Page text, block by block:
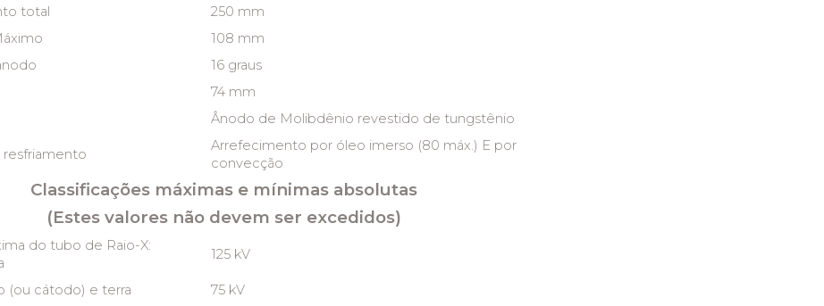
total
250 mm
108 mm
16 graus
74 mm
Ânodo de Molibdênio revestido de tungstênio
Arrefecimento por óleo imerso (80 máx.) E por
convecção
Classificações máximas e mínimas absolutas
(Estes valores não devem ser excedidos)
do tubo de Raio-X:
125 kV
(ou cátodo) e terra
75 kV